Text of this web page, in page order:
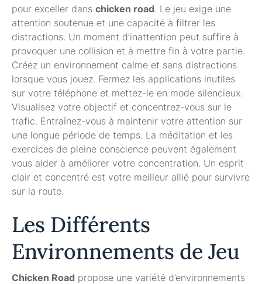
pour exceller dans chicken road. Le jeu exige une
attention soutenue et une capacité à filtrer les
distractions. Un moment d’inattention peut suffire à
provoquer une collision et à mettre fin à votre partie.
Créez un environnement calme et sans distractions
lorsque vous jouez. Fermez les applications inutiles
sur votre téléphone et mettez-le en mode silencieux.
Visualisez votre objectif et concentrez-vous sur le
trafic. Entraînez-vous à maintenir votre attention sur
une longue période de temps. La méditation et les
exercices de pleine conscience peuvent également
vous aider à améliorer votre concentration. Un esprit
clair et concentré est votre meilleur allié pour survivre
sur la route.
Les Différents
Environnements de Jeu
Chicken Road propose une variété d’environnements